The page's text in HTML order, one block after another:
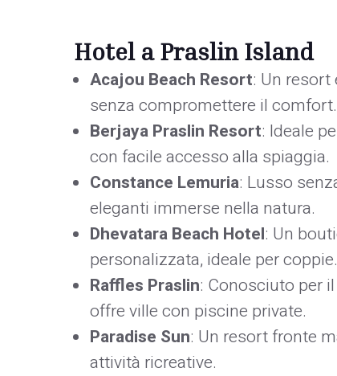
Hotel a Praslin Island
Acajou Beach Resort: Un
senza compromettere il comfort.
Berjaya Praslin Resort: Ideale
con facile accesso alla spiaggia.
Constance Lemuria: Lusso
eleganti immerse nella natura.
Dhevatara Beach Hotel: Un
personalizzata, ideale per coppie.
Raffles Praslin: Conosciuto per
offre ville con piscine private.
Paradise Sun: Un resort fronte
attività ricreative.